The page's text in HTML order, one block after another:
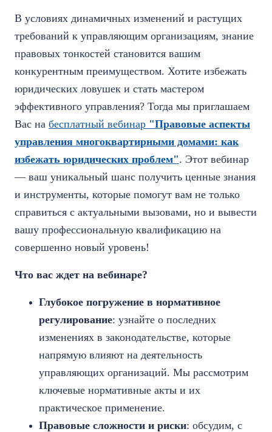
В условиях динамичных изменений и растущих
требований к управляющим организациям, знание
правовых тонкостей становится вашим
конкурентным преимуществом. Хотите избежать
юридических ловушек и стать мастером
эффективного управления? Тогда мы приглашаем
Вас на бесплатный вебинар "Правовые аспекты
управления многоквартирными домами: как
избежать юридических проблем". Этот вебинар
— ваш уникальный шанс получить ценные знания
и инструменты, которые помогут вам не только
справиться с актуальными вызовами, но и вывести
вашу профессиональную квалификацию на
совершенно новый уровень!
Что вас ждет на вебинаре?
Глубокое погружение в нормативное
регулирование: узнайте о последних
изменениях в законодательстве, которые
напрямую влияют на деятельность
управляющих организаций. Мы рассмотрим
ключевые нормативные акты и их
практическое применение.
Правовые сложности и риски: обсудим, с